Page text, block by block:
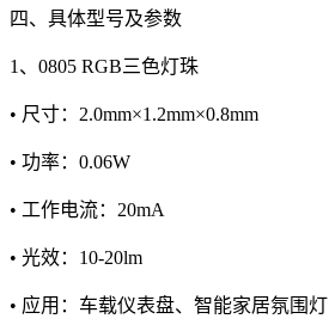
四、具体型号及参数
1、0805 RGB三色灯珠
• 尺寸：2.0mm×1.2mm×0.8mm
• 功率：0.06W
• 工作电流：20mA
• 光效：10-20lm
• 应用：车载仪表盘、智能家居氛围灯